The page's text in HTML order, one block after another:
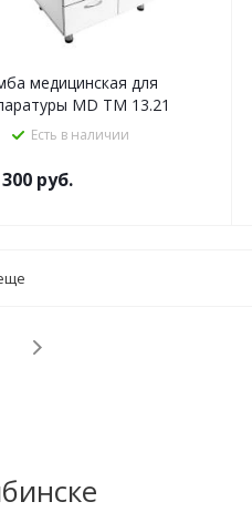
медицинская для
MD ТМ 13.21
Есть в наличии
руб.